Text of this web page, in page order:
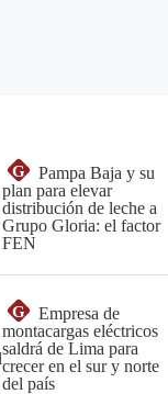
G
Pampa Baja y su
plan para elevar
distribución de leche a
Grupo Gloria: el factor
FEN
G
Empresa de
montacargas eléctricos
saldrá de Lima para
crecer en el sur y norte
del país